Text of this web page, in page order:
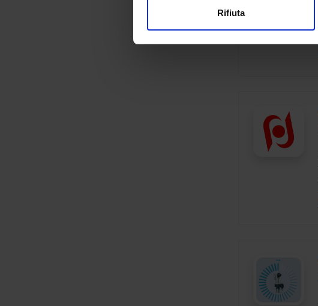
Rifiuta